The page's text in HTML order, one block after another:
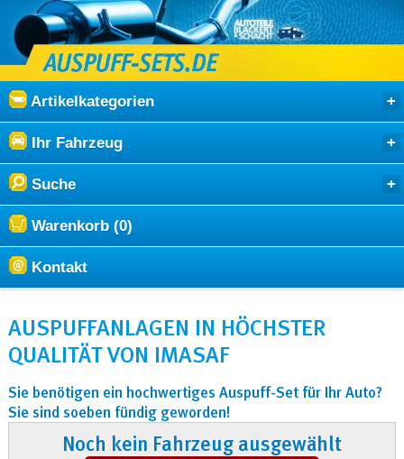
Artikelkategorien
Ihr Fahrzeug
Suche
Warenkorb (0)
Kontakt
AUSPUFFANLAGEN IN HÖCHSTER
QUALITÄT VON IMASAF
Sie benötigen ein hochwertiges Auspuff-Set für Ihr Auto?
Sie sind soeben fündig geworden!
Noch kein Fahrzeug ausgewählt